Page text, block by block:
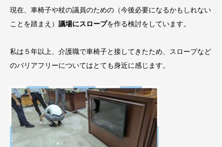
現在、車椅子や杖の議員のための（今後必要になるかもしれない
ことを踏まえ） 議場にスロープを作る検討をしています。
私は５年以上、介護職で車椅子と接してきたため、スロープなど
のバリアフリーについてはとても身近に感じます。